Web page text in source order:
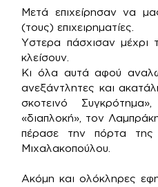
Μετά επιχείρησαν να
(τους) επιχειρηματίες.
Υστερα πάσχισαν μέχρι
κλείσουν.
Κι όλα αυτά αφού
ανεξάντλητες και
σκοτεινό
«διαπλοκή», τον
πέρασε την πόρτα
Μιχαλακοπούλου.
Ακόμη και ολόκληρες